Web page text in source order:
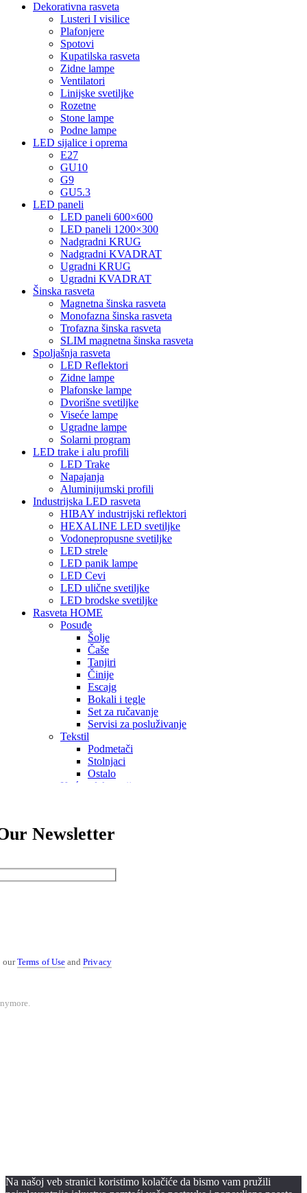
Dekorativna rasveta
Lusteri I visilice
Plafonjere
Spotovi
Kupatilska rasveta
Zidne lampe
Ventilatori
Linijske svetiljke
Rozetne
Stone lampe
Podne lampe
LED sijalice i oprema
E27
GU10
G9
GU5.3
LED paneli
LED paneli 600×600
LED paneli 1200×300
Nadgradni KRUG
Nadgradni KVADRAT
Ugradni KRUG
Ugradni KVADRAT
Šinska rasveta
Magnetna šinska rasveta
Monofazna šinska rasveta
Trofazna šinska rasveta
SLIM magnetna šinska rasveta
Spoljašnja rasveta
LED Reflektori
Zidne lampe
Plafonske lampe
Dvorišne svetiljke
Viseće lampe
Ugradne lampe
Solarni program
LED trake i alu profili
LED Trake
Napajanja
Aluminijumski profili
Industrijska LED rasveta
HIBAY industrijski reflektori
HEXALINE LED svetiljke
Vodonepropusne svetiljke
LED strele
LED panik lampe
LED Cevi
LED ulične svetiljke
LED brodske svetiljke
Rasveta HOME
Posuđe
Šolje
Čaše
Tanjiri
Činije
Escajg
Bokali i tegle
Set za ručavanje
Servisi za posluživanje
Tekstil
Podmetači
Stolnjaci
Ostalo
Kućna dekoracija
Prostorije
Ideje i inspiracije
Newsletter
ourTerms of UseandPrivacy
Na našoj veb stranici koristimo kolačiće da bismo vam pružili